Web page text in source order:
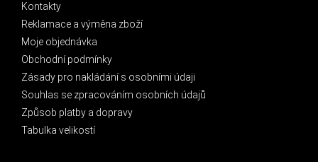
Kontakty
Reklamace a výměna zboží
Moje objednávka
Obchodní podmínky
Zásady pro nakládání s osobními údaji
Souhlas se zpracováním osobních údajů
Způsob platby a dopravy
Tabulka velikostí